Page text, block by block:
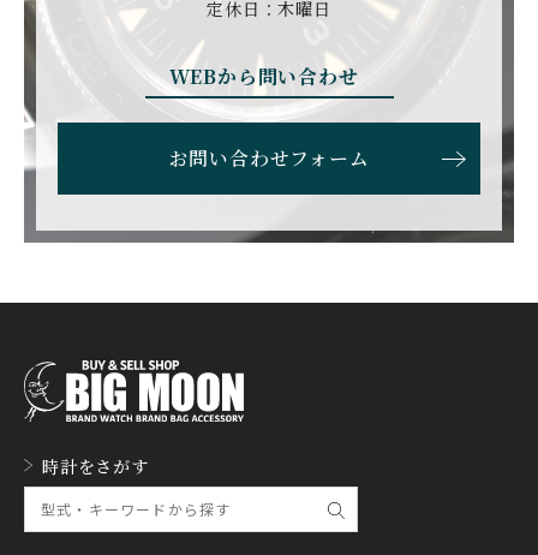
ー・ウォッチ
EBERHARD
エベラール
EDOX
エドックス
F.P.ジュルヌ
ファーブル・ルーバ フォルティス
FRANCK MULLER NT
GERALD GENTA
ジェラルド・ジェンタ
GLASHUTTE ORIGINA
L
グラスヒュッテ・オリジ
ナル
グッチ
定休日：木曜日
WEBから問い合わせ
お問い合わせフォーム
時計をさがす